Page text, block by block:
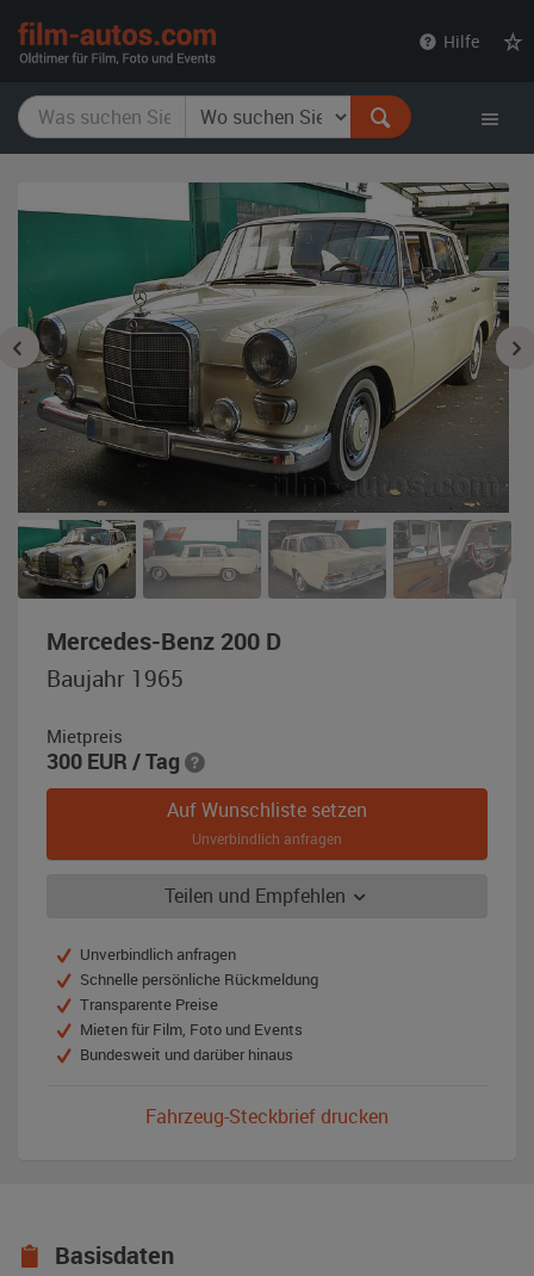
Hilfe
Mercedes-Benz 200 D
Baujahr 1965
Mietpreis
300 EUR / Tag
Auf Wunschliste setzen
Unverbindlich anfragen
Teilen und Empfehlen
Unverbindlich anfragen
Schnelle persönliche Rückmeldung
Transparente Preise
Mieten für Film, Foto und Events
Bundesweit und darüber hinaus
Fahrzeug-Steckbrief drucken
Basisdaten